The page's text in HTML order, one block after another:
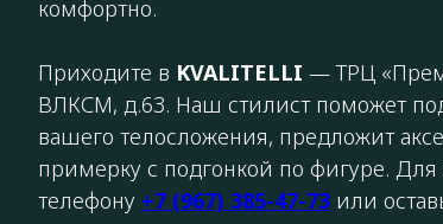
комфортно.
Приходите в KVALITELLI — ТРЦ
ВЛКСМ, д.63. Наш стилист поможет
вашего телосложения, предложит
примерку с подгонкой по фигуре. Для
телефону +7 (967) 385-47-73 или